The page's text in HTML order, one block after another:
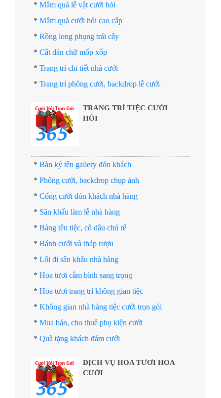
* Mâm quả lễ vật cưới hỏi
* Mâm quả cưới hỏi cao cấp
* Rồng long phụng trái cây
* Cắt dán chữ mốp xốp
* Trang trí chi tiết nhà cưới
* Trang trí phông cưới, backdrop lễ cưới
TRANG TRÍ TIỆC CƯỚI
HỎI
* Bàn ký tên gallery đón khách
* Phông cưới, backdrop chụp ảnh
* Cổng cưới đón khách nhà hàng
* Sân khấu làm lễ nhà hàng
* Bảng tên tiệc, cô dâu chú rể
* Bánh cưới và tháp rượu
* Lối đi sân khấu nhà hàng
* Hoa tươi cắm bình sang trọng
* Hoa tươi trang trí không gian tiệc
* Không gian nhà hàng tiệc cưới trọn gói
* Mua bán, cho thuê phụ kiện cưới
* Quà tặng khách đám cưới
DỊCH VỤ HOA TƯƠI HOA
CƯỚI